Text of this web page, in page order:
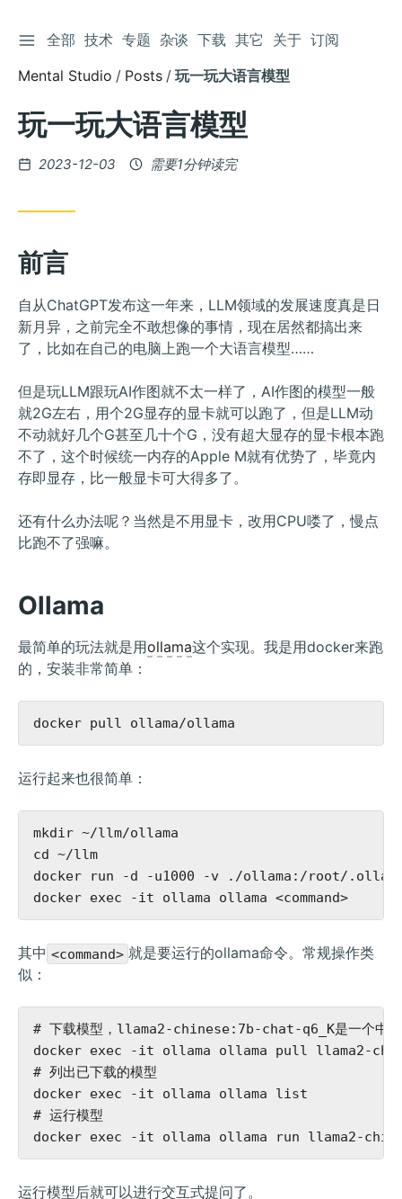
跳
到
章
切换侧边栏
全部 技术 专题 杂谈 下载 其它 关于 订阅
Mental Studio
Posts 玩一玩大语言模型
玩一玩大语言模型
发
2023-12-03 需要1分钟读完
前言
自从ChatGPT发布这一年来，LLM领域的发展速度真是日
新月异，之前完全不敢想像的事情，现在居然都搞出来
了，比如在自己的电脑上跑一个大语言模型……
但是玩LLM跟玩AI作图就不太一样了，AI作图的模型一般
就2G左右，用个2G显存的显卡就可以跑了，但是LLM动
不动就好几个G甚至几十个G，没有超大显存的显卡根本跑
不了，这个时候统一内存的Apple M就有优势了，毕竟内
存即显存，比一般显卡可大得多了。
还有什么办法呢？当然是不用显卡，改用CPU喽了，慢点
比跑不了强嘛。
Ollama
最简单的玩法就是用ollama这个实现。我是用docker来跑
的，安装非常简单：
运行起来也很简单：
mkdir ~/llm/ollama
cd ~/llm
docker run -d -u1000 -v ./ollama:/root/.ollama
其中 <command> 就是要运行的ollama命令。常规操作类
似：
# 下载模型，llama2-chinese:7b-chat-q6_K是一个中文
docker exec -it ollama ollama pull llama2-
# 列出已下载的模型
docker exec -it ollama ollama list
# 运行模型
运行模型后就可以进行交互式提问了。